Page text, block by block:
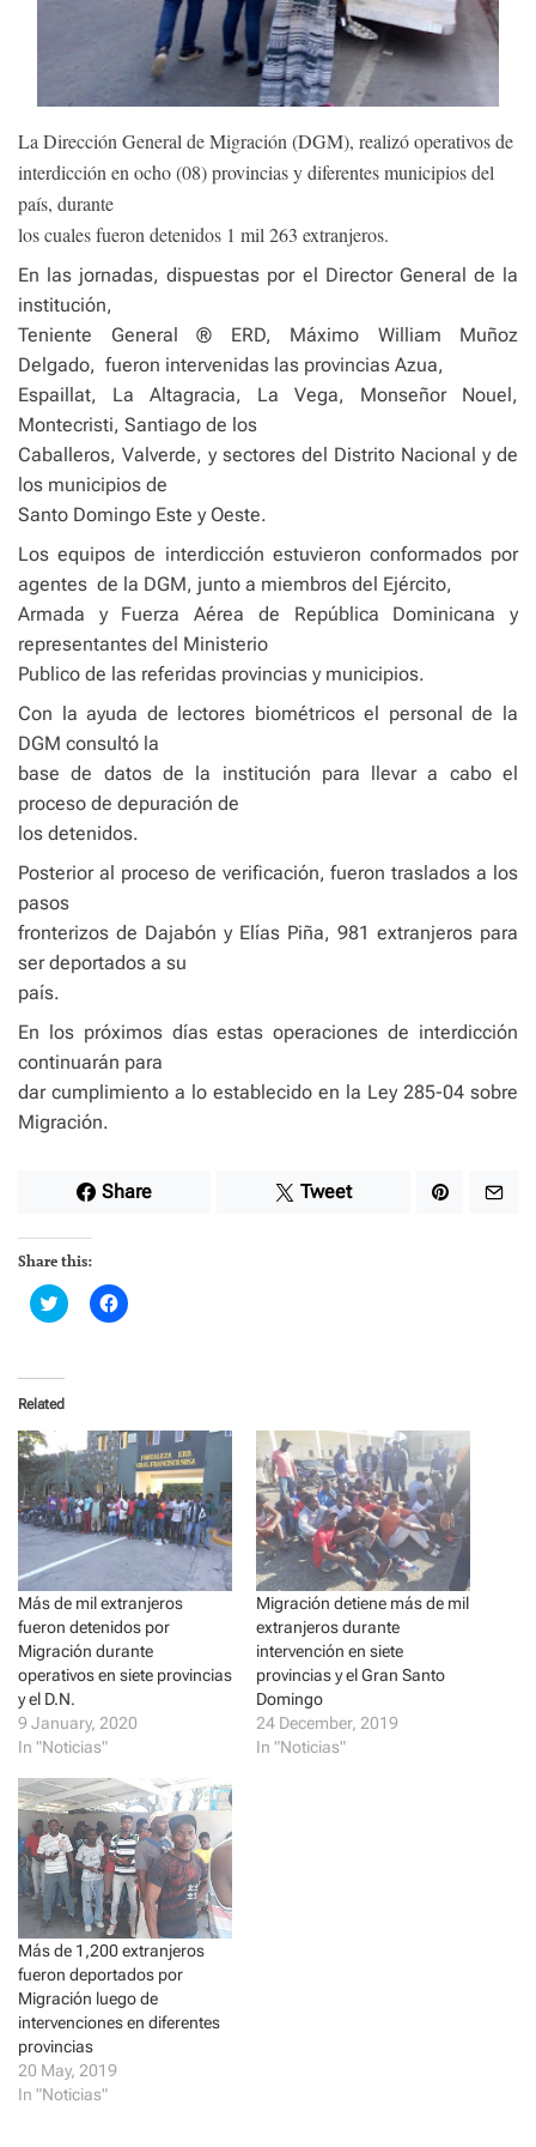
La Dirección General de Migración (DGM), realizó operativos de
interdicción en ocho (08) provincias y diferentes municipios del
país, durante
los cuales fueron detenidos 1 mil 263 extranjeros.
En las jornadas, dispuestas por el Director General de la
institución,
Teniente General ® ERD, Máximo William Muñoz
Delgado, fueron intervenidas las provincias Azua,
Espaillat, La Altagracia, La Vega, Monseñor Nouel,
Montecristi, Santiago de los
Caballeros, Valverde, y sectores del Distrito Nacional y de
los municipios de
Santo Domingo Este y Oeste.
Los equipos de interdicción estuvieron conformados por
agentes de la DGM, junto a miembros del Ejército,
Armada y Fuerza Aérea de República Dominicana y
representantes del Ministerio
Publico de las referidas provincias y municipios.
Con la ayuda de lectores biométricos el personal de la
DGM consultó la
base de datos de la institución para llevar a cabo el
proceso de depuración de
los detenidos.
Posterior al proceso de verificación, fueron traslados a los
pasos
fronterizos de Dajabón y Elías Piña, 981 extranjeros para
ser deportados a su
país.
En los próximos días estas operaciones de interdicción
continuarán para
dar cumplimiento a lo establecido en la Ley 285-04 sobre
Migración.
Share Tweet
Share this:
C
l
t
o
s
r
e
o
n
T
w
t
e
r
(
O
p
e
n
s
i
n
n
w
w
i
n
d
o
w
)
C
l
a
r
o
n
F
a
e
o
o
k
O
p
e
s
i
e
w
w
i
n
d
o
w
)
Related
Más de mil extranjeros
fueron detenidos por
Migración durante
operativos en siete provincias
y el D.N.
9 January, 2020
In "Noticias"
Migración detiene más de mil
extranjeros durante
intervención en siete
provincias y el Gran Santo
Domingo
24 December, 2019
In "Noticias"
Más de 1,200 extranjeros
fueron deportados por
Migración luego de
intervenciones en diferentes
provincias
20 May, 2019
In "Noticias"